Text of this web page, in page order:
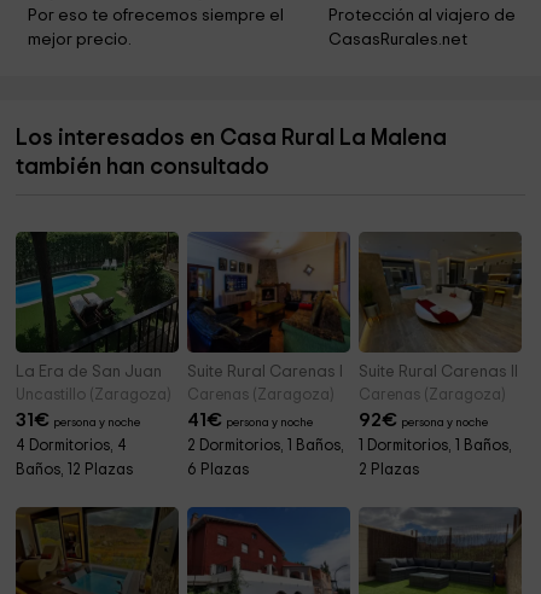
Espacio Antonio Fortún
Palacio Marques de Lazan 5,7 km
Parque
Por eso te ofrecemos siempre el
mejor precio.
Protección al viajero de
CasasRurales.net
Los interesados en Casa Rural La Malena
también han consultado
La Era de San Juan
Uncastillo (Zaragoza)
31€ persona y noche
4 Dormitorios, 4
Baños, 12 Plazas
Suite Rural Carenas I
Carenas (Zaragoza)
41€ persona y noche
2 Dormitorios, 1 Baños,
6 Plazas
Suite Rural Carenas II
Carenas (Zaragoza)
92€ persona y noche
1 Dormitorios, 1 Baños,
2 Plazas